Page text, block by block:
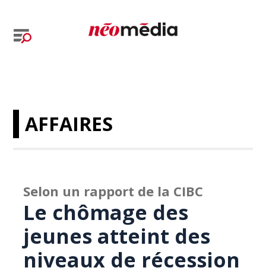
AFFAIRES
Selon un rapport de la CIBC
Le chômage des
jeunes atteint des
niveaux de récession